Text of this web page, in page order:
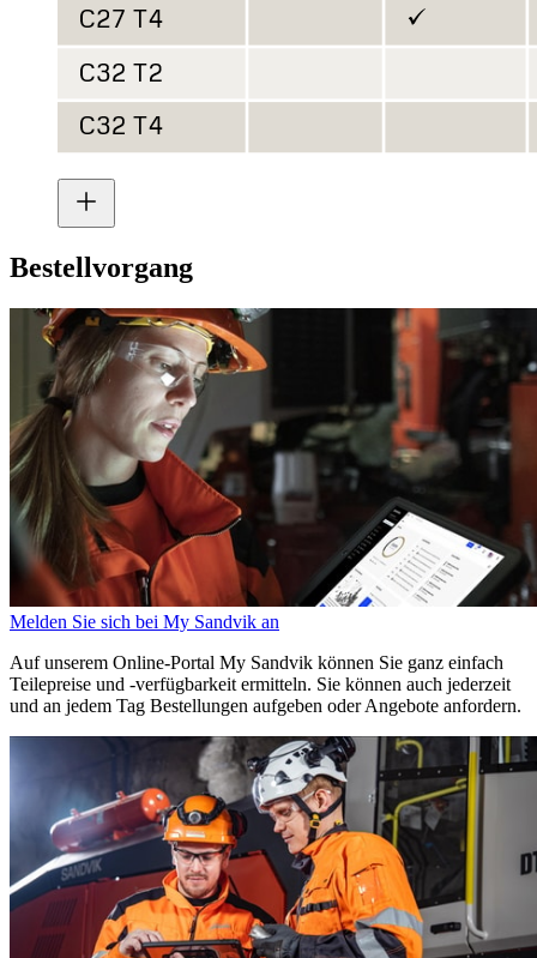
Bestellvorgang
Melden Sie sich bei My Sandvik an
Auf unserem Online-Portal My Sandvik können Sie ganz einfach
Teilepreise und -verfügbarkeit ermitteln. Sie können auch jederzeit
und an jedem Tag Bestellungen aufgeben oder Angebote anfordern.